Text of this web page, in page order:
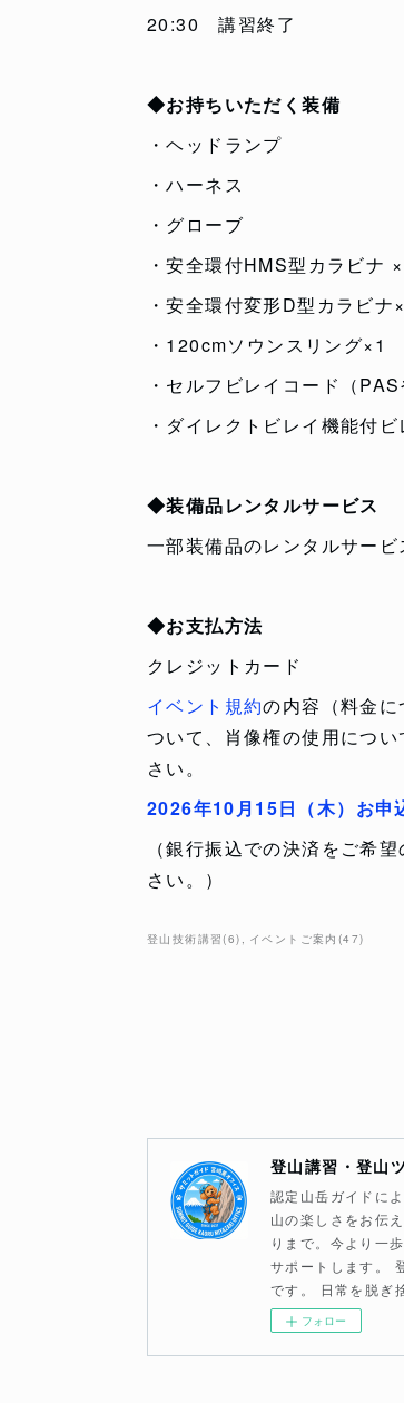
20:30 講習終了
◆お持ちいただく装備
・ヘッドランプ
・ハーネス
・グローブ
・安全環付HMS型カラビナ
・安全環付変形D型カラビナ
・120cmソウンスリング×1
・セルフビレイコード（
・ダイレクトビレイ機能付
◆装備品レンタルサービス
一部装備品のレンタルサービ
◆お支払方法
クレジットカード
イベント規約の内容（料金
ついて、肖像権の使用につ
さい。
2026年10月15日（木）お申
（銀行振込での決済をご希
さい。）
登山技術講習(6) イベントご案内 (47)
登山講習・登山
認定山岳ガイドに
山の楽しさをお伝
りまで。今より一
サポートします。
です。 日常を脱ぎ
フォロー